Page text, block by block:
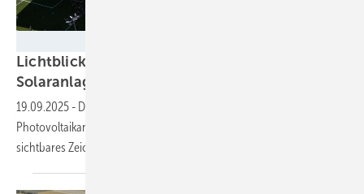
Lichtblick baut regenbogenfarbene
Solaranlage auf dem Stadiondach von St.
19.09.2025 - Das Millerntor-Stadion hat nicht nur eine neue
Photovoltaikanlage, um Strom zu erzeugen. Es trägt auch ein
sichtbares Zeichen für Vielfalt und